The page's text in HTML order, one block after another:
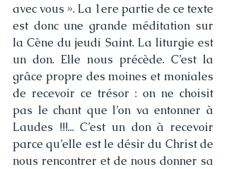
avec vous ». La 1ere partie de ce texte
est donc une grande méditation sur
la Cène du jeudi Saint. La liturgie est
un don. Elle nous précède. C’est la
grâce propre des moines et moniales
de recevoir ce trésor : on ne choisit
pas le chant que l’on va entonner à
Laudes !!!... C’est un don à recevoir
parce qu’elle est le désir du Christ de
nous rencontrer et de nous donner sa